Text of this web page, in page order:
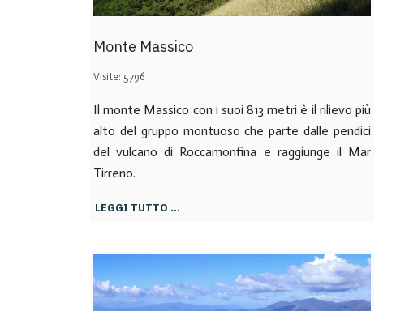
Monte Massico
Visite: 5796
Il monte Massico con i suoi 813 metri è il rilievo più
alto del gruppo montuoso che parte dalle pendici
del vulcano di Roccamonfina e raggiunge il Mar
Tirreno.
LEGGI TUTTO …